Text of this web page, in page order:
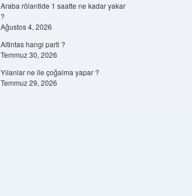
Araba rölantide 1 saatte ne kadar yakar
?
Ağustos 4, 2026
Altintas hangi parti ?
Temmuz 30, 2026
Yılanlar ne ile çoğalma yapar ?
Temmuz 29, 2026